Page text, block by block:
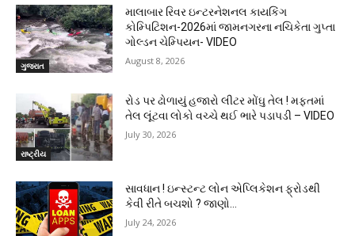
ગુજરાત
માલાબાર રિવર ઇન્ટરનેશનલ કાયકિંગ
કોમ્પિટિશન-2026માં જામનગરના નચિકેતા ગુપ્તા
ગોલ્ડન ચેમ્પિયન- VIDEO
August 8, 2026
રાષ્ટ્રીય
રોડ પર ઢોળાયું હજારો લીટર મોંઘુ તેલ ! મફતમાં
તેલ લૂંટવા લોકો વચ્ચે થઈ ભારે પડાપડી – VIDEO
July 30, 2026
સાવધાન ! ઇન્સ્ટન્ટ લોન એપ્લિકેશન ફ્રોડથી
કેવી રીતે બચશો ? જાણો…
July 24, 2026